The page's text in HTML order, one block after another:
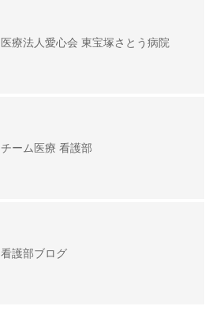
医療法人愛心会 東宝塚さとう病院
チーム医療 看護部
看護部ブログ